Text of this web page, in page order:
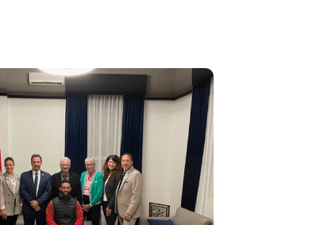
DES PARENTS
parents
d’établissement
des parents